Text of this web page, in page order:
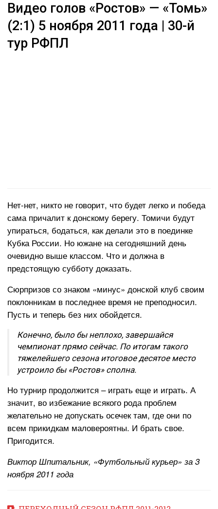
Видео голов «Ростов» — «Томь»
(2:1) 5 ноября 2011 года | 30-й
тур РФПЛ
Нет-нет, никто не говорит, что будет легко и победа
сама причалит к донскому берегу. Томичи будут
упираться, бодаться, как делали это в поединке
Кубка России. Но южане на сегодняшний день
очевидно выше классом. Что и должна в
предстоящую субботу доказать.
Сюрпризов со знаком «минус» донской клуб своим
поклонникам в последнее время не преподносил.
Пусть и теперь без них обойдется.
Конечно, было бы неплохо, завершайся
чемпионат прямо сейчас. По итогам такого
тяжелейшего сезона итоговое десятое место
устроило бы «Ростов» сполна.
Но турнир продолжится – играть еще и играть. А
значит, во избежание всякого рода проблем
желательно не допускать осечек там, где они по
всем прикидкам маловероятны. И брать свое.
Пригодится.
Виктор Шпитальник, «Футбольный курьер» за 3
ноября 2011 года